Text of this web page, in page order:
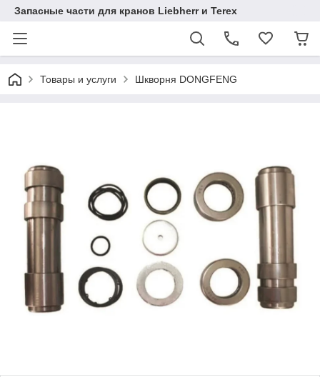
Запасные части для кранов Liebherr и Terex
Товары и услуги Шкворня DONGFENG